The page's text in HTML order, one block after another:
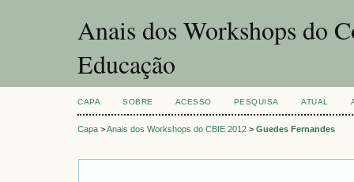
Anais dos Workshops do
Educação
CAPA SOBRE ACESSO PESQUISA ATUAL
Capa >Anais dos Workshops do CBIE 2012 > Guedes Fernandes